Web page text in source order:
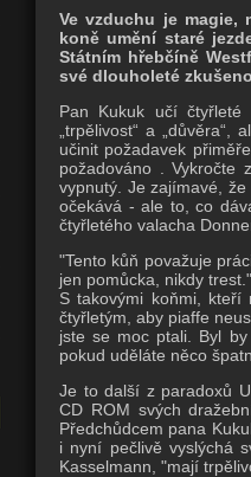
Ve vzduchu je magie,
koně umění staré
Státním hřebčíně
své dlouholeté
Pan Kukuk učí
„trpělivost“ a
učinit požadavek
požadováno .
vypnutý. Je zajímavé,
očekává - ale to, co
čtyřletého valacha
"Tento kůň považuje
jen pomůcka, nikdy
S takovými koňmi,
čtyřletým, aby piaffe
jste se moc ptali. Byl
pokud uděláte něco
Je to další z paradoxů
CD ROM svých
Předchůdcem pana
i nyní pečlivě vyslýchá
Kasselmann, "mají